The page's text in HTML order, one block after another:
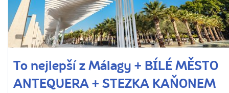
To nejlepší z Málagy + BÍLÉ MĚSTO
ANTEQUERA + STEZKA KAŇONEM